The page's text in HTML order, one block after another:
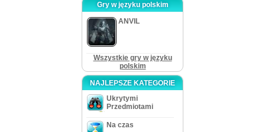
Gry w języku polskim
ANVIL
Wszystkie gry w języku
polskim
NAJLEPSZE KATEGORIE
Ukrytymi
Przedmiotami
Na czas